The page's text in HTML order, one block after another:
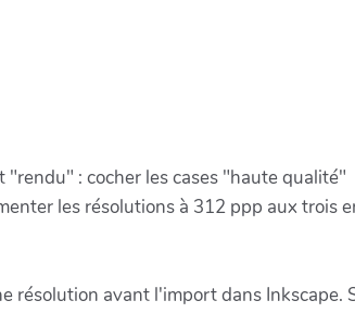
: cocher les cases "haute qualité"
les résolutions à 312 ppp aux trois
résolution avant l'import dans